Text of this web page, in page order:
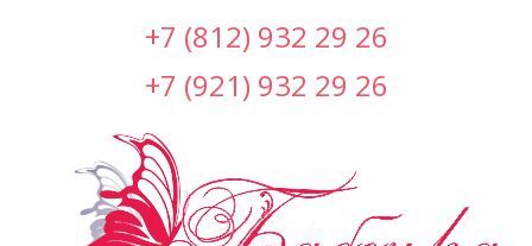
+7 (812) 932 29 26
+7 (921) 932 29 26